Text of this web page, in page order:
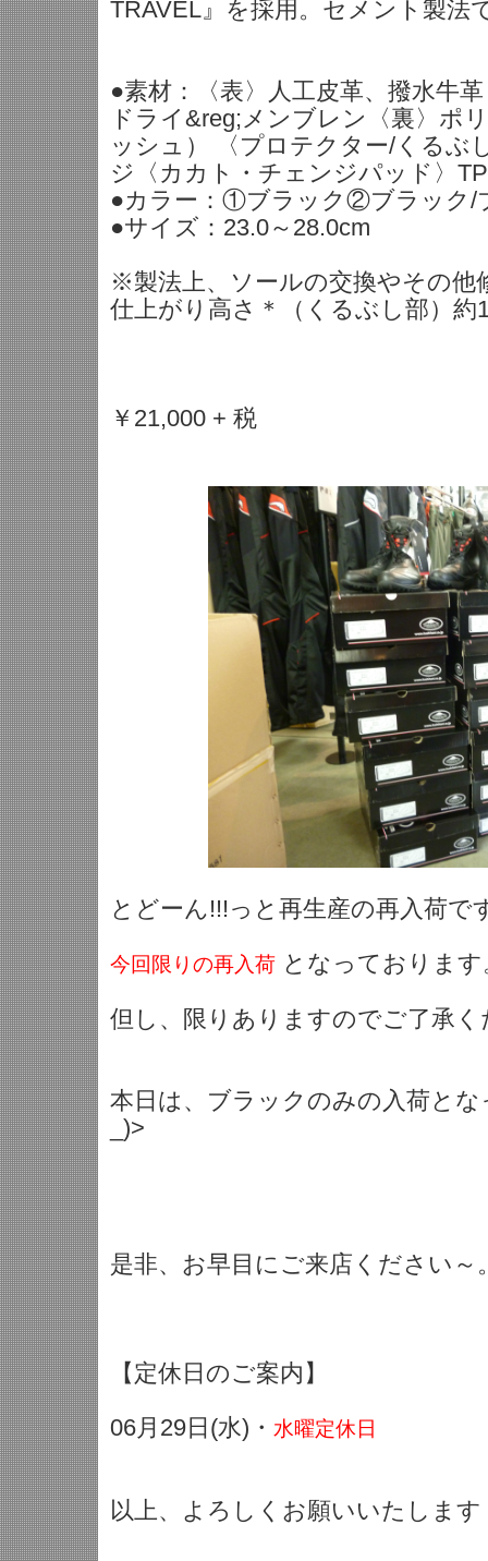
TRAVEL』を採用。セメント製法
●素材：〈表〉人工皮革、撥水牛
ドライ&reg;メンブレン〈裏〉ポ
ッシュ） 〈プロテクター/くるぶ
ジ〈カカト・チェンジパッド〉
●カラー：①ブラック②ブラック/
●サイズ：23.0～28.0cm
※製法上、ソールの交換やその他
仕上がり高さ＊（くるぶし部）約
￥21,000 + 税
とどーん!!!っと再生産の再入荷で
今回限りの再入荷 となっております
但し、限りありますのでご了承
本日は、ブラックのみの入荷と
_)>
是非、お早目にご来店ください～
【定休日のご案内】
06月29日(水)・ 水曜定休日
以上、よろしくお願いいたします